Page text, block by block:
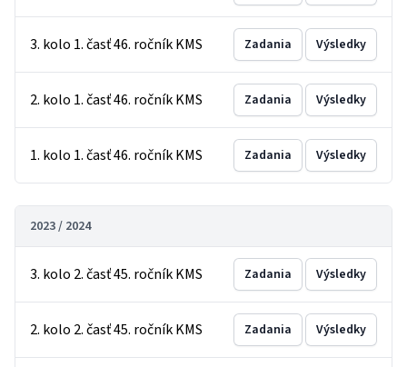
3. kolo 1. časť 46. ročník KMS Zadania Výsledky
2. kolo 1. časť 46. ročník KMS Zadania Výsledky
1. kolo 1. časť 46. ročník KMS Zadania Výsledky
2023 / 2024
3. kolo 2. časť 45. ročník KMS Zadania Výsledky
2. kolo 2. časť 45. ročník KMS Zadania Výsledky